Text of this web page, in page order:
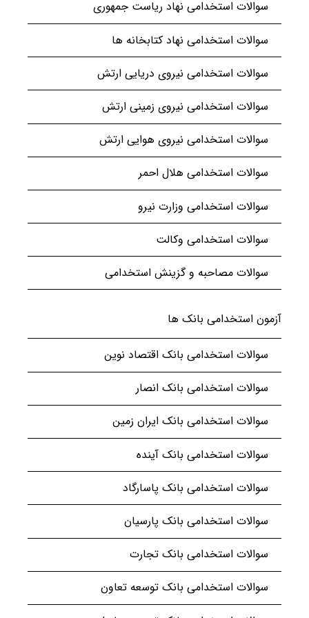
سوالات استخدامی نهاد ریاست جمهوری
سوالات استخدامی نهاد کتابخانه ها
سوالات استخدامی نیروی دریایی ارتش
سوالات استخدامی نیروی زمینی ارتش
سوالات استخدامی نیروی هوایی ارتش
سوالات استخدامی هلال احمر
سوالات استخدامی وزارت نیرو
سوالات استخدامی وکالت
سوالات مصاحبه و گزینش استخدامی
آزمون استخدامی بانک ها
سوالات استخدامی بانک اقتصاد نوین
سوالات استخدامی بانک انصار
سوالات استخدامی بانک ایران زمین
سوالات استخدامی بانک آینده
سوالات استخدامی بانک پاسارگاد
سوالات استخدامی بانک پارسیان
سوالات استخدامی بانک تجارت
سوالات استخدامی بانک توسعه تعاون